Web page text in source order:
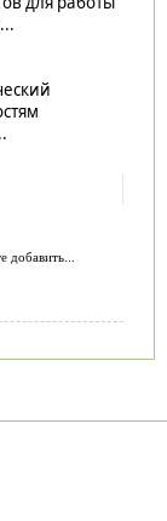
добавить...